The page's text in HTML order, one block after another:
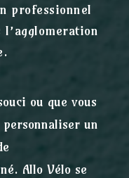
professionnel
ou que vous
un
Allo Vélo se